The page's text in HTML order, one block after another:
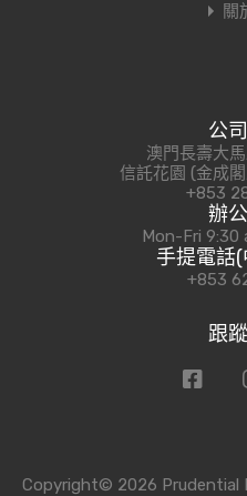
關
公
澳門長壽大
信託花園 (金成
+853
辦
Mon-Fri 9:30
手提電話
+853
跟
Copyright© 2026 Prudential